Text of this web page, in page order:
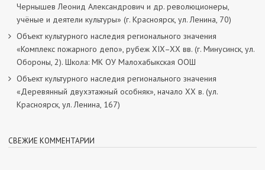
Чернышев Леонид Александрович и др. революционеры,
учёные и деятели культуры» (г. Красноярск, ул. Ленина, 70)
Объект культурного наследия регионального значения
«Комплекс пожарного депо», рубеж XIX–XX вв. (г. Минусинск, ул.
Обороны, 2). Школа: МК ОУ Малохабыкская ООШ
Объект культурного наследия регионального значения
«Деревянный двухэтажный особняк», начало ХХ в. (ул.
Красноярск, ул. Ленина, 167)
СВЕЖИЕ КОММЕНТАРИИ